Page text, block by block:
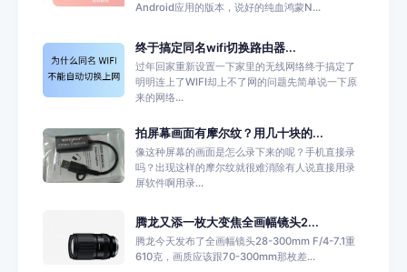
Android应用的版本，说好的纯血鸿蒙N...
终于搞定同名wifi切换路由器...
过年回家重新设置一下家里的无线网络终于搞定了
明明连上了WIFI却上不了网的问题先简单说一下原
来的网络...
拍屏幕画面有摩尔纹？用几十块的...
像这种屏幕的画面是怎么录下来的呢？手机直接录
吗？出现这样的摩尔纹就很难消除有人说直接用录
屏软件啊用录...
腾龙又添一枚大变焦全画幅镜头2...
腾龙今天发布了全画幅镜头28-300mm F/4-7.1重
610克，画质应该跟70-300mm那枚差...